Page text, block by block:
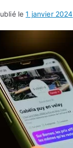
le1 janvier 2024